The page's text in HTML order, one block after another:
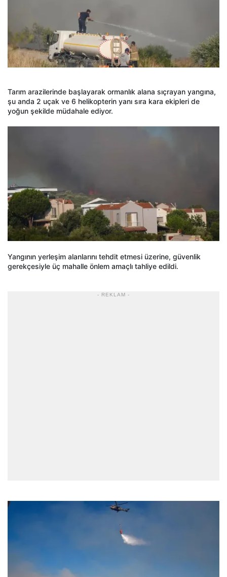
Tarım arazilerinde başlayarak ormanlık alana sıçrayan yangına,
şu anda 2 uçak ve 6 helikopterin yanı sıra kara ekipleri de
yoğun şekilde müdahale ediyor.
Yangının yerleşim alanlarını tehdit etmesi üzerine, güvenlik
gerekçesiyle üç mahalle önlem amaçlı tahliye edildi.
- REKLAM -